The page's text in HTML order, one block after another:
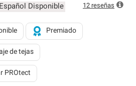
Español Disponible
Premiado
de tejas
PROtect
12 reseñas